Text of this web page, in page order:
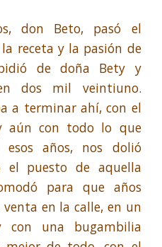
don Beto, pasó el
receta y la pasión de
de doña Bety y
dos mil veintiuno.
a terminar ahí, con el
aún con todo lo que
años, nos dolió
el puesto de aquella
para que años
en la calle, en un
con una bugambilia